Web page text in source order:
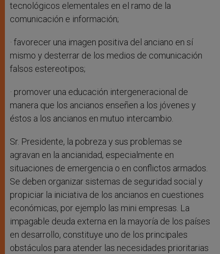
tecnológicos elementales en el ramo de la
comunicación e información;
· favorecer una imagen positiva del anciano en sí
mismo y desterrar de los medios de comunicación
falsos estereotipos;
· promover una educación intergeneracional de
manera que los ancianos enseñen a los jóvenes y
éstos a los ancianos en mutuo intercambio.
Sr. Presidente, la pobreza y sus problemas se
agravan en la ancianidad, especialmente en
situaciones de emergencia o en conflictos armados.
Se deben organizar sistemas de seguridad social y
propiciar la iniciativa de los ancianos en cuestiones
económicas, por ejemplo las mini empresas. La
impagable deuda externa en la mayoría de los países
en desarrollo, constituye uno de los principales
obstáculos para atender las necesidades prioritarias